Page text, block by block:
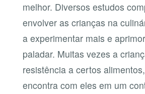
melhor. Diversos estudos
envolver as crianças na
a experimentar mais e
paladar. Muitas vezes a
resistência a certos
encontra com eles em um